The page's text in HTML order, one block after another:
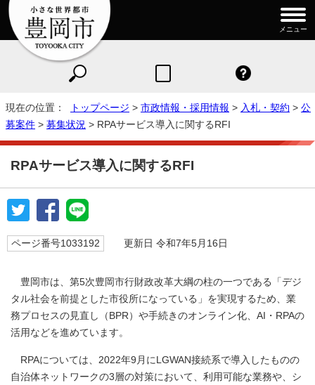
メニュー
現在の位置： トップページ > 市政情報・採用情報 > 入札・契約 > 公
募案件 > 募集状況 > RPAサービス導入に関するRFI
RPAサービス導入に関するRFI
ページ番号1033192 更新日 令和7年5月16日
豊岡市は、第5次豊岡市行財政改革大綱の柱の一つである「デジ
タル社会を前提とした市役所になっている」を実現するため、業
務プロセスの見直し（BPR）や手続きのオンライン化、AI・RPAの
活用などを進めています。
RPAについては、2022年9月にLGWAN接続系で導入したものの
自治体ネットワークの3層の対策において、利用可能な業務や、シ